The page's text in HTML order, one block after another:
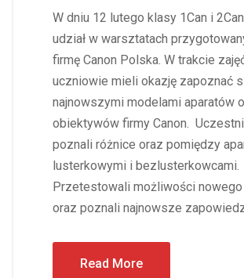
W dniu 12 lutego klasy 1Can i
udział w warsztatach
firmę Canon Polska. W trakcie
uczniowie mieli okazję zapoznać
najnowszymi modelami aparatów
obiektywów firmy Canon.
poznali różnice oraz pomiędzy
lusterkowymi i bezlusterkowcami.
Przetestowali możliwości
oraz poznali najnowsze
Read More